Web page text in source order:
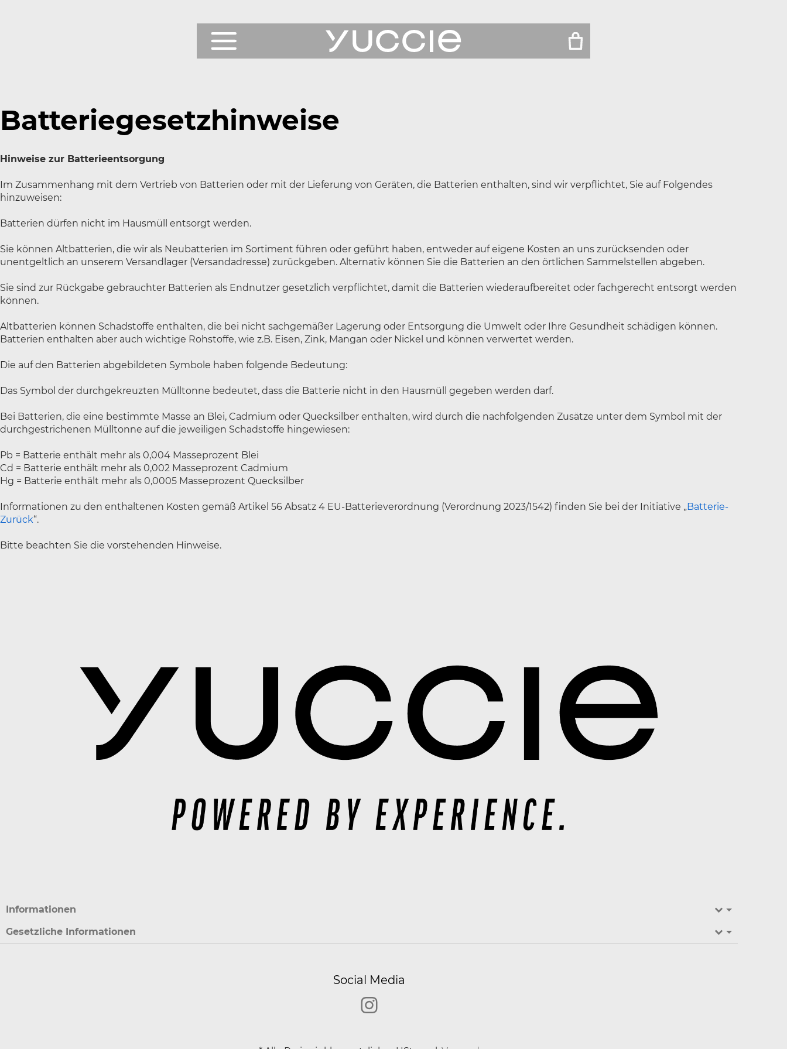
Shop
Service
Batteriegesetzhinweise
Hinweise zur Batterieentsorgung
Im Zusammenhang mit dem Vertrieb von Batterien oder mit der Lieferung von Geräten, die Batterien enthalten, sind wir verpflichtet, Sie auf Folgendes
hinzuweisen:
Batterien dürfen nicht im Hausmüll entsorgt werden.
Sie können Altbatterien, die wir als Neubatterien im Sortiment führen oder geführt haben, entweder auf eigene Kosten an uns zurücksenden oder
unentgeltlich an unserem Versandlager (Versandadresse) zurückgeben. Alternativ können Sie die Batterien an den örtlichen Sammelstellen abgeben.
Sie sind zur Rückgabe gebrauchter Batterien als Endnutzer gesetzlich verpflichtet, damit die Batterien wiederaufbereitet oder fachgerecht entsorgt werden
können.
Altbatterien können Schadstoffe enthalten, die bei nicht sachgemäßer Lagerung oder Entsorgung die Umwelt oder Ihre Gesundheit schädigen können.
Batterien enthalten aber auch wichtige Rohstoffe, wie z.B. Eisen, Zink, Mangan oder Nickel und können verwertet werden.
Die auf den Batterien abgebildeten Symbole haben folgende Bedeutung:
Das Symbol der durchgekreuzten Mülltonne bedeutet, dass die Batterie nicht in den Hausmüll gegeben werden darf.
Bei Batterien, die eine bestimmte Masse an Blei, Cadmium oder Quecksilber enthalten, wird durch die nachfolgenden Zusätze unter dem Symbol mit der
durchgestrichenen Mülltonne auf die jeweiligen Schadstoffe hingewiesen:
Pb = Batterie enthält mehr als 0,004 Masseprozent Blei
Cd = Batterie enthält mehr als 0,002 Masseprozent Cadmium
Hg = Batterie enthält mehr als 0,0005 Masseprozent Quecksilber
Informationen zu den enthaltenen Kosten gemäß Artikel 56 Absatz 4 EU-Batterieverordnung (Verordnung 2023/1542) finden Sie bei der Initiative „Batterie-
Zurück“.
Bitte beachten Sie die vorstehenden Hinweise.
Informationen
Gesetzliche Informationen
Social Media